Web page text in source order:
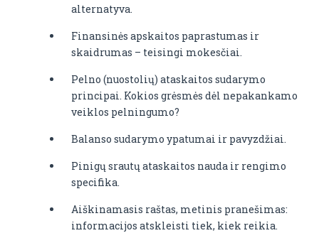
alternatyva.
Finansinės apskaitos paprastumas ir
skaidrumas – teisingi mokesčiai.
Pelno (nuostolių) ataskaitos sudarymo
principai. Kokios grėsmės dėl nepakankamo
veiklos pelningumo?
Balanso sudarymo ypatumai ir pavyzdžiai.
Pinigų srautų ataskaitos nauda ir rengimo
specifika.
Aiškinamasis raštas, metinis pranešimas:
informacijos atskleisti tiek, kiek reikia.